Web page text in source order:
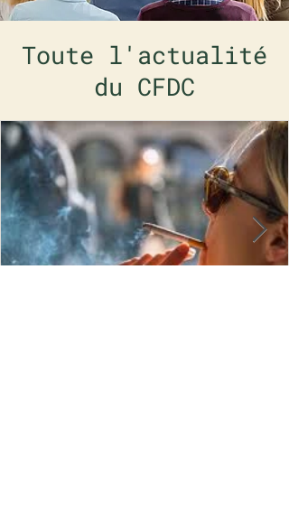
Toute l'actualité
du CFDC